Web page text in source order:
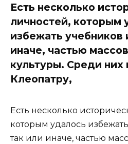
Есть несколько
личностей, которым
избежать учебников
иначе, частью
культуры. Среди
Клеопатру,
Есть несколько
которым удалось
так или иначе, частью